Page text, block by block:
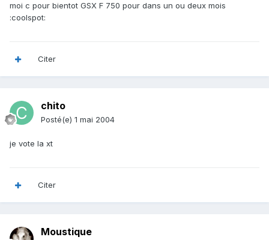
moi c pour bientot GSX F 750 pour dans un ou deux mois
:coolspot:
Citer
chito
Posté(e) 1 mai 2004
je vote la xt
Citer
Moustique